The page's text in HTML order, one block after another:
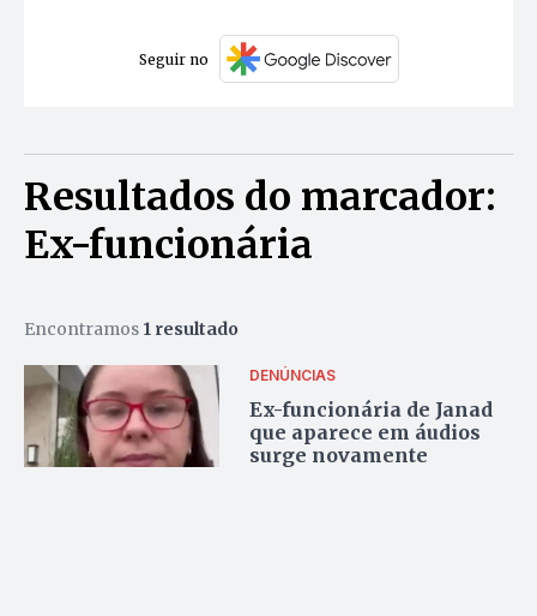
Seguir no
Resultados do marcador:
Ex-funcionária
Encontramos 1 resultado
DENÚNCIAS
Ex-funcionária de Janad
que aparece em áudios
surge novamente